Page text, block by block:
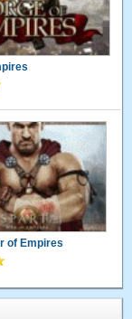
of Empires